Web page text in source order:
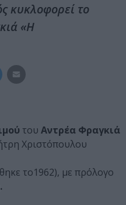
κυκλοφορεί το
«H
του Αντρέα Φραγκιά
Χριστόπουλου
το1962), με πρόλογο